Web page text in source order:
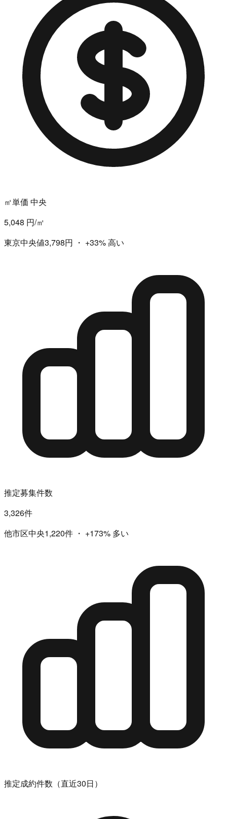
㎡単価 中央
5,048 円/㎡
東京中央値3,798円 ・ +33%高い
推定募集件数
3,326件
他市区中央1,220件 ・ +173% 多い
推定成約件数（直近30日）